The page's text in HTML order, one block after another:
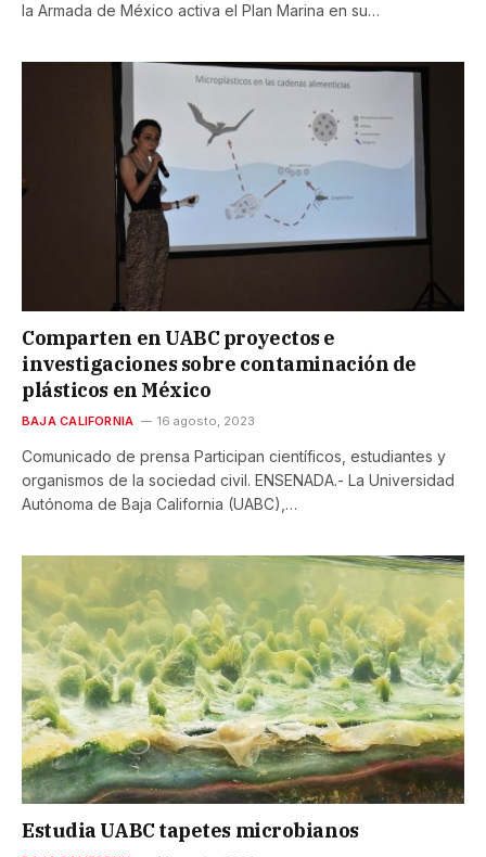
la Armada de México activa el Plan Marina en su…
Comparten en UABC proyectos e
investigaciones sobre contaminación de
plásticos en México
BAJA CALIFORNIA 16 agosto, 2023
Comunicado de prensa Participan científicos, estudiantes y
organismos de la sociedad civil. ENSENADA.- La Universidad
Autónoma de Baja California (UABC),…
Estudia UABC tapetes microbianos